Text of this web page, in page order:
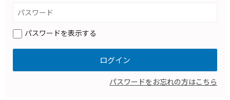
パスワードを表示する
パスワードをお忘れの方はこちら